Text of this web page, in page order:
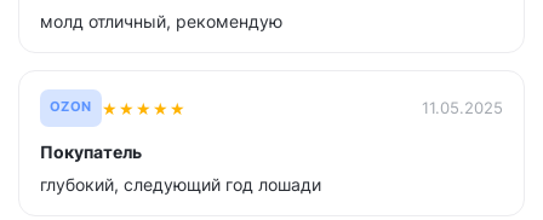
молд отличный, рекомендую
OZON ★★★★★ 11.05.2025
Покупатель
глубокий, следующий год лошади